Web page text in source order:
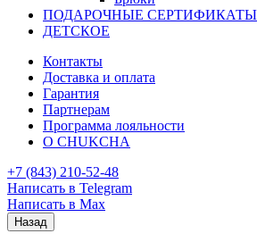
ПОДАРОЧНЫЕ СЕРТИФИКАТЫ
ДЕТСКОЕ
Контакты
Доставка и оплата
Гарантия
Партнерам
Программа лояльности
О CHUKCHA
+7 (843) 210-52-48
Написать в Telegram
Написать в Max
Назад